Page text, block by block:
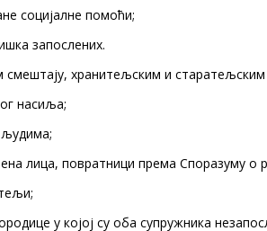
социјалне помоћи;
запослених.
смештају, хранитељским и
насиља;
лица, повратници према Споразуму о
у којој су оба супружника